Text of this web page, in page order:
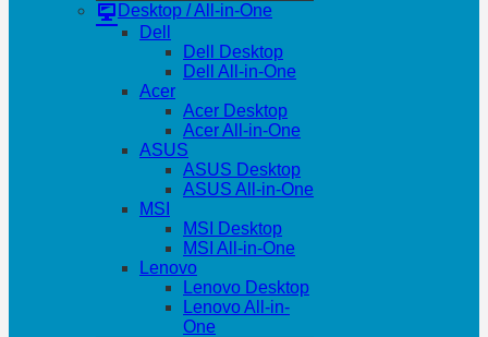
Desktop / All-in-One
Dell
Dell Desktop
Dell All-in-One
Acer
Acer Desktop
Acer All-in-One
ASUS
ASUS Desktop
ASUS All-in-One
MSI
MSI Desktop
MSI All-in-One
Lenovo
Lenovo Desktop
Lenovo All-in-
One